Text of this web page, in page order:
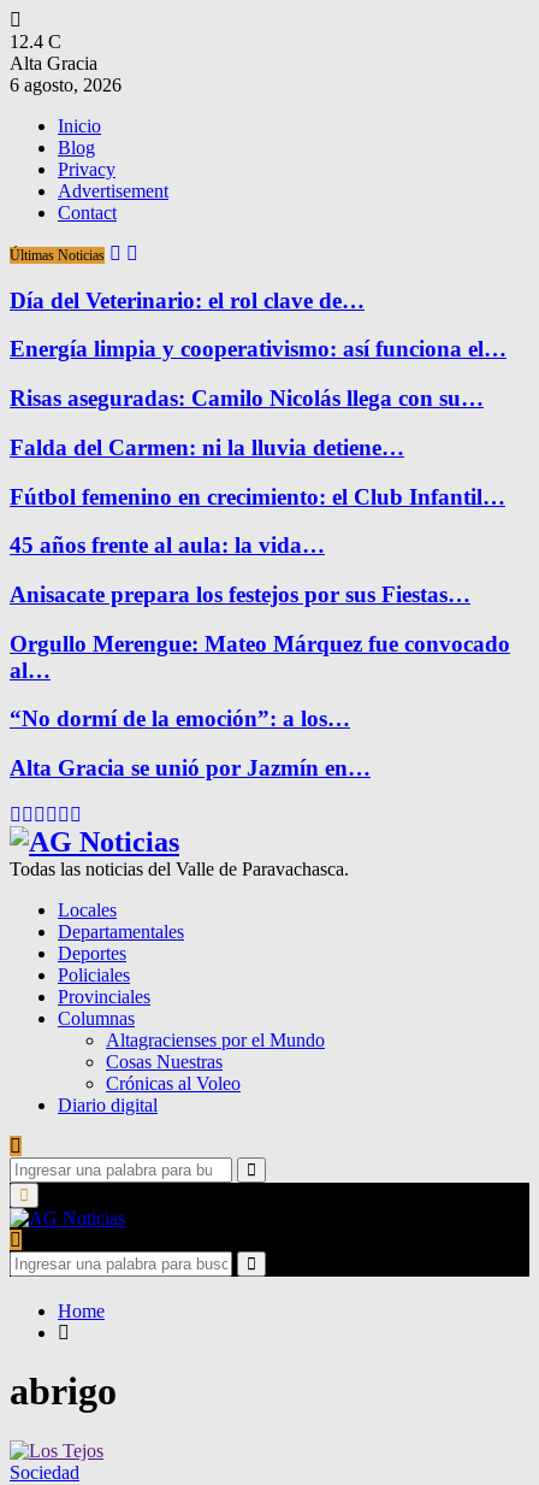
12.4 C
Alta Gracia
6 agosto, 2026
Inicio
Blog
Privacy
Advertisement
Contact
Últimas Noticias
Día del Veterinario: el rol clave de…
Energía limpia y cooperativismo: así funciona el…
Risas aseguradas: Camilo Nicolás llega con su…
Falda del Carmen: ni la lluvia detiene…
Fútbol femenino en crecimiento: el Club Infantil…
45 años frente al aula: la vida…
Anisacate prepara los festejos por sus Fiestas…
Orgullo Merengue: Mateo Márquez fue convocado
al…
“No dormí de la emoción”: a los…
Alta Gracia se unió por Jazmín en…
Facebook
Twitter
Instagram
Pinterest
Google
Todas las noticias del Valle de Paravachasca.
Locales
Departamentales
Deportes
Policiales
Provinciales
Columnas
Altagracienses por el Mundo
Cosas Nuestras
Crónicas al Voleo
Diario digital
Search
for:
Search
Primary
Menu
Search
for:
Search
Home
abrigo
Sociedad